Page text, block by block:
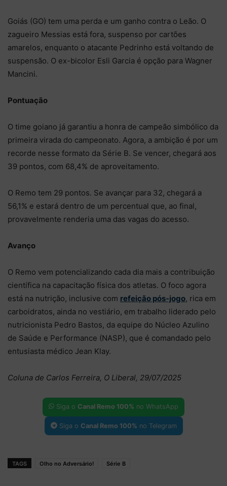
Goiás (GO) tem uma perda e um ganho contra o Leão. O
zagueiro Messias está fora, suspenso por cartões
amarelos, enquanto o atacante Pedrinho está voltando de
suspensão. O ex-bicolor Esli Garcia é opção para Wagner
Mancini.
Pontuação
O time goiano já garantiu a honra de campeão simbólico da
primeira virada do campeonato. Agora, a ambição é por um
recorde nesse formato da Série B. Se vencer, chegará aos
39 pontos, com 68,4% de aproveitamento.
O Remo tem 29 pontos. Se avançar para 32, chegará a
56,1% e estará dentro de um percentual que, ao final,
provavelmente renderia uma das vagas do acesso.
Avanço
O Remo vem potencializando cada dia mais a contribuição
científica na capacitação física dos atletas. O foco agora
está na nutrição, inclusive com refeição pós-jogo, rica em
carboidratos, ainda no vestiário, em trabalho liderado pelo
nutricionista Pedro Bastos, da equipe do Núcleo Azulino
de Saúde e Performance (NASP), que é comandado pelo
entusiasta médico Jean Klay.
Coluna de Carlos Ferreira, O Liberal, 29/07/2025
Siga o Canal Remo 100% no WhatsApp
Siga o Canal Remo 100% no Telegram
TAGS Olho no Adversário! Série B